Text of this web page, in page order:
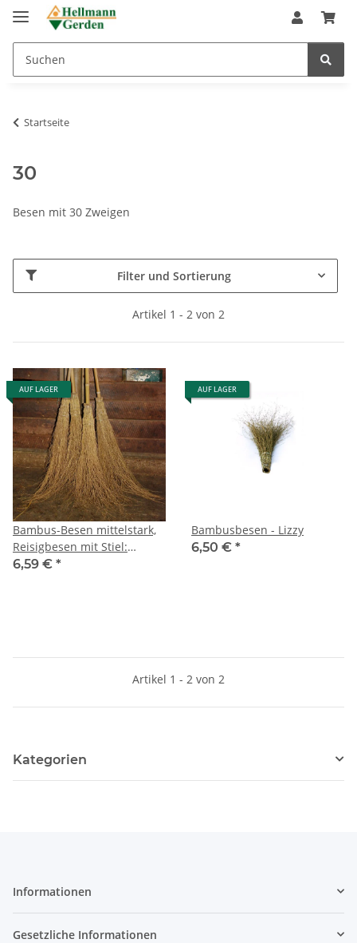
Startseite
30
Besen mit 30 Zweigen
Filter und Sortierung
Artikel 1 - 2 von 2
AUF LAGER
Bambus-Besen mittelstark,
Reisigbesen mit Stiel:
Modell Linda
6,59 € *
AUF LAGER
Bambusbesen - Lizzy
6,50 € *
Artikel 1 - 2 von 2
Kategorien
Informationen
Gesetzliche Informationen